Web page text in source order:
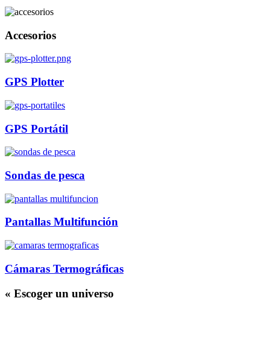
Accesorios
GPS Plotter
GPS Portátil
Sondas de pesca
Pantallas Multifunción
Cámaras Termográficas
« Escoger un universo